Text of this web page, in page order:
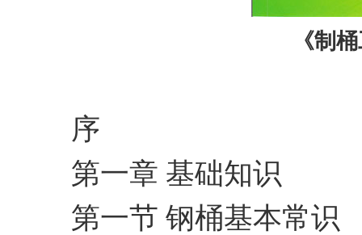
《制
序
第一章 基础知识
第一节 钢桶基本常识